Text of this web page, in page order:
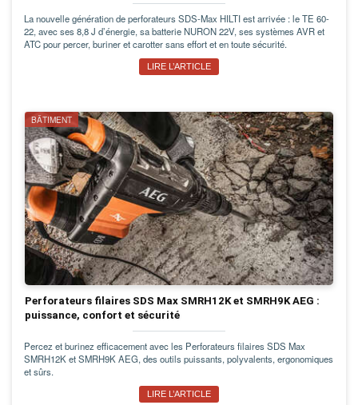
La nouvelle génération de perforateurs SDS-Max HILTI est arrivée : le TE 60-
22, avec ses 8,8 J d’énergie, sa batterie NURON 22V, ses systèmes AVR et
ATC pour percer, buriner et carotter sans effort et en toute sécurité.
LIRE L’ARTICLE
BÂTIMENT
Perforateurs filaires SDS Max SMRH12K et SMRH9K AEG :
puissance, confort et sécurité
Percez et burinez efficacement avec les Perforateurs filaires SDS Max
SMRH12K et SMRH9K AEG, des outils puissants, polyvalents, ergonomiques
et sûrs.
LIRE L’ARTICLE